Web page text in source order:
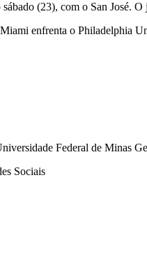
(23), com o San José.
enfrenta o Philadelphia
Federal de Minas
Sociais